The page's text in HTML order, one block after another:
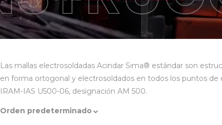
Las mallas electrosoldadas Acindar Sima® estándar son
en forma ortogonal y electrosoldados en todos los puntos
IRAM-IAS U500-06, designación AM 500.
Orden predeterminado